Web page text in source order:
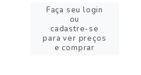
Faça seu login
ou
cadastre-se
para ver preços
e comprar